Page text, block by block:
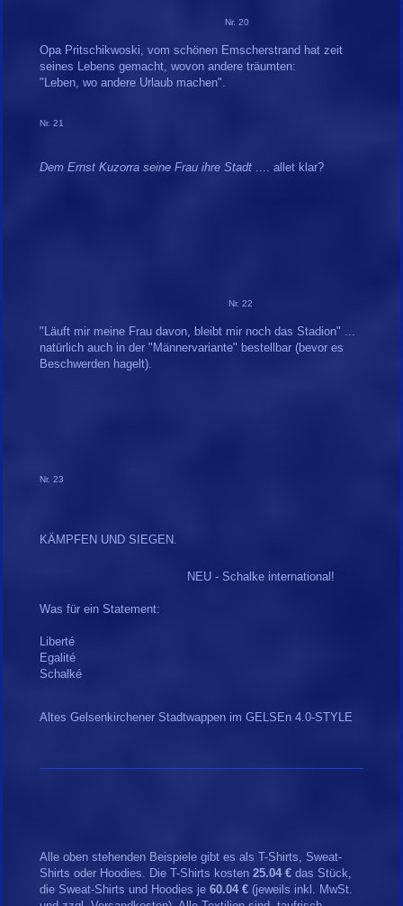
Nr. 20
Opa Pritschikwoski, vom schönen Emscherstrand hat zeit
seines Lebens gemacht, wovon andere träumten:
"Leben, wo andere Urlaub machen".
Nr. 21
Dem Ernst Kuzorra seine Frau ihre Stadt .... allet klar?
Nr. 22
"Läuft mir meine Frau davon, bleibt mir noch das Stadion" ...
natürlich auch in der "Männervariante" bestellbar (bevor es
Beschwerden hagelt).
Nr. 23
KÄMPFEN UND SIEGEN.
NEU - Schalke international!
Was für ein Statement:
Liberté
Egalité
Schalké
Altes Gelsenkirchener Stadtwappen im GELSEn 4.0-STYLE
Alle oben stehenden Beispiele gibt es als T-Shirts, Sweat-
Shirts oder Hoodies. Die T-Shirts kosten 25.04 € das Stück,
die Sweat-Shirts und Hoodies je 60.04 € (jeweils inkl. MwSt.